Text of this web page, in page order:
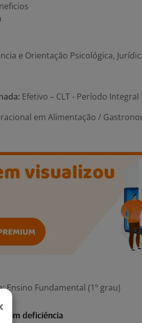
e Orientação Psicológica,
Efetivo – CLT - Período Integral
em Alimentação /
Ensino Fundamental (1º grau)
com deficiência